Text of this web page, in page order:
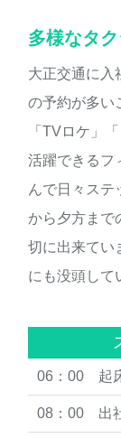
多様なタ
大正交通に入
の予約が多い
「TVロケ」
活躍できるフ
んで日々ステ
から夕方まで
切に出来てい
にも没頭して
06：00 起
08：00 出